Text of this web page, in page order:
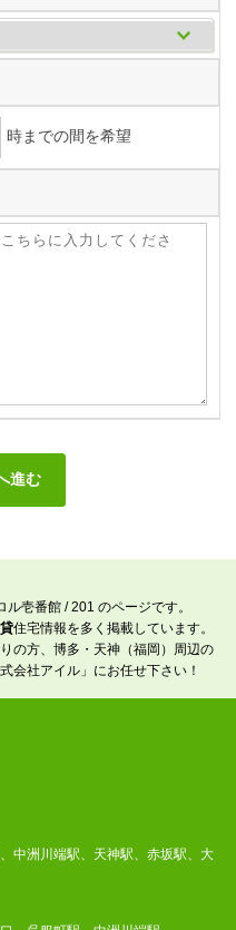
時までの間を希望
壱番館 / 201 のページです。
住宅情報を多く掲載しています。
の方、博多・天神（福岡）周辺の
会社アイル」にお任せ下さい！
中洲川端駅、天神駅、赤坂駅、大